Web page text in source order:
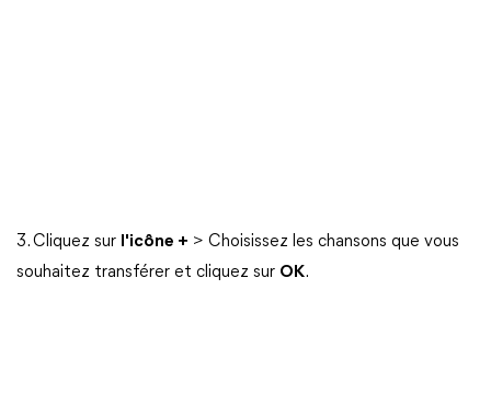
3. Cliquez sur l'icône + > Choisissez les chansons que vous
souhaitez transférer et cliquez sur OK.